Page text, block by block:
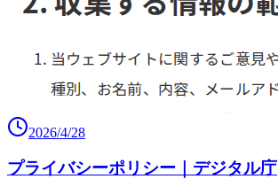
2026/4/28
プライバシーポリシー｜デジタル庁